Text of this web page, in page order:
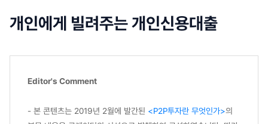
개인에게 빌려주는 개인신용대출
Editor's Comment
- 본 콘텐츠는 2019년 2월에 발간된 <P2P투자란 무엇인가>의